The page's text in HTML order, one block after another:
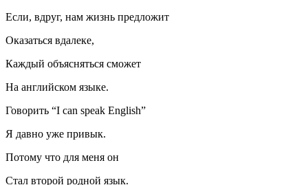
Если, вдруг, нам жизнь предложит
Оказаться вдалеке,
Каждый объясняться сможет
На английском языке.
Говорить “I can speak English”
Я давно уже привык.
Потому что для меня он
Стал второй родной язык.